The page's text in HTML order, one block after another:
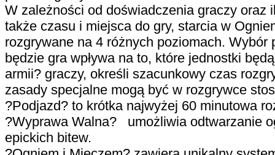
W zależności od doświadczenia graczy oraz
także czasu i miejsca do gry, starcia w
rozgrywane na 4 różnych poziomach. Wybór
będzie gra wpływa na to, które jednostki
armii? graczy, określi szacunkowy czas
zasady specjalne mogą być w rozgrywce
?Podjazd? to krótka najwyżej 60 minutowa
?Wyprawa Walna? umożliwia odtwarzanie
epickich bitew.